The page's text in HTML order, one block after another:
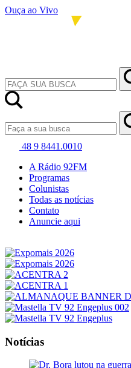
Ouça ao Vivo
48 9 8441.0010
A Rádio 92FM
Programas
Colunistas
Todas as notícias
Contato
Anuncie aqui
Notícias